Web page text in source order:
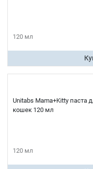
120 мл
Unitabs Mama+Kitty паста
кошек 120 мл
120 мл
Продолжить
Телефон